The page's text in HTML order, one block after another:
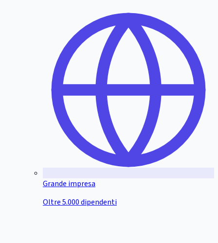
Grande impresa
Oltre 5.000 dipendenti